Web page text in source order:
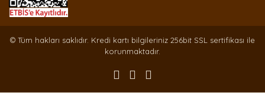
© Tüm hakları saklıdır. Kredi kartı bilgileriniz 256bit SSL sertifikası ile
korunmaktadır.